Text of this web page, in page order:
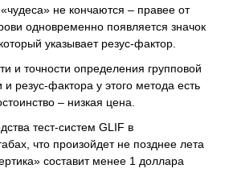
не кончаются – правее от
одновременно появляется значок
указывает резус-фактор.
и точности определения групповой
резус-фактора у этого метода есть
– низкая цена.
тест-систем GLIF в
что произойдет не позднее лета
составит менее 1 доллара